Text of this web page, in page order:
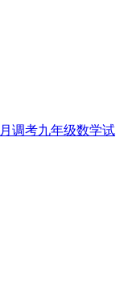
调考九年级数学试